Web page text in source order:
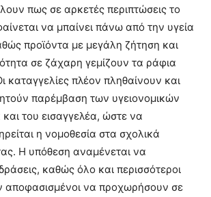
πως σε αρκετές περιπτώσεις το
να μπαίνει πάνω από την υγεία
προϊόντα με μεγάλη ζήτηση και
σε ζάχαρη γεμίζουν τα ράφια
καταγγελίες πλέον πληθαίνουν και
παρέμβαση των υγειονομικών
του εισαγγελέα, ώστε να
η νομοθεσία στα σχολικά
Η υπόθεση αναμένεται να
καθώς όλο και περισσότεροι
αποφασισμένοι να προχωρήσουν σε